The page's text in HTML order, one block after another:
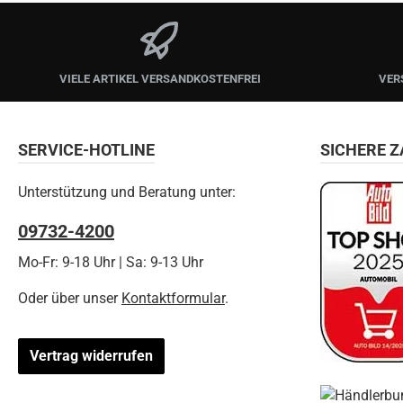
VIELE ARTIKEL VERSANDKOSTENFREI
SERVICE-HOTLINE
Unterstützung und Beratung unter:
09732-4200
Mo-Fr: 9-18 Uhr | Sa: 9-13 Uhr
Oder über unser Kontaktformular.
Vertrag widerrufen
SICHERE